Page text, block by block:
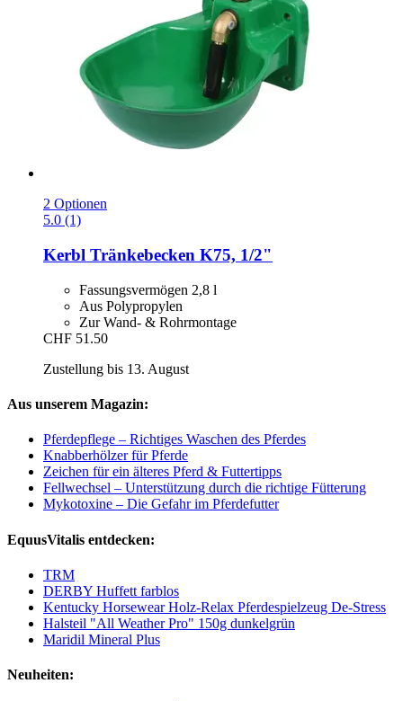
2 Optionen
5.0 (1)
Kerbl Tränkebecken K75, 1/2"
Fassungsvermögen 2,8 l
Aus Polypropylen
Zur Wand- & Rohrmontage
CHF 51.50
Zustellung bis 13. August
Aus unserem Magazin:
Pferdepflege – Richtiges Waschen des Pferdes
Knabberhölzer für Pferde
Zeichen für ein älteres Pferd & Futtertipps
Fellwechsel – Unterstützung durch die richtige Fütterung
Mykotoxine – Die Gefahr im Pferdefutter
EquusVitalis entdecken:
TRM
DERBY Huffett farblos
Kentucky Horsewear Holz-Relax Pferdespielzeug De-Stress
Halsteil "All Weather Pro" 150g dunkelgrün
Maridil Mineral Plus
Neuheiten: